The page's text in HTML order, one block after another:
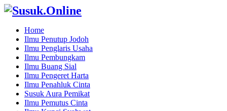
Home
Ilmu Penutup Jodoh
Ilmu Penglaris Usaha
Ilmu Pembungkam
Ilmu Buang Sial
Ilmu Pengeret Harta
Ilmu Penahluk Cinta
Susuk Aura Pemikat
Ilmu Pemutus Cinta